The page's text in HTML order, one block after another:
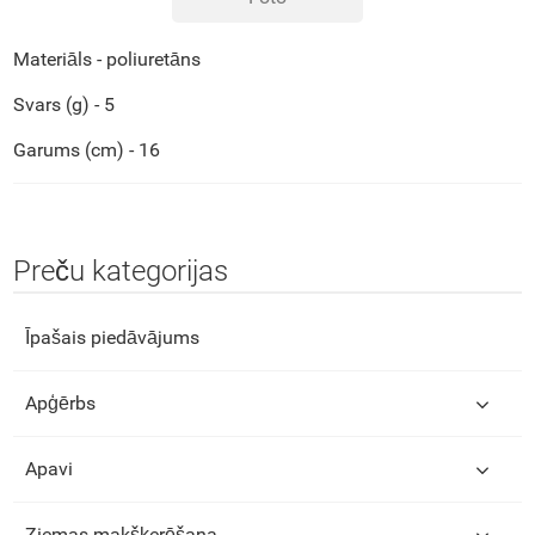
Materiāls - poliuretāns
Svars (g) - 5
Garums (cm) - 16
Preču kategorijas
Īpašais piedāvājums
Apģērbs
Apavi